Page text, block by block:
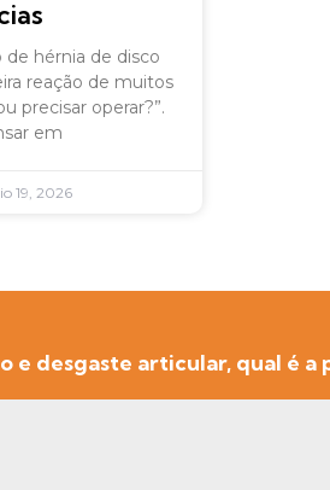
hérnia de disco
reação de muitos
precisar operar?”.
em
19, 2026